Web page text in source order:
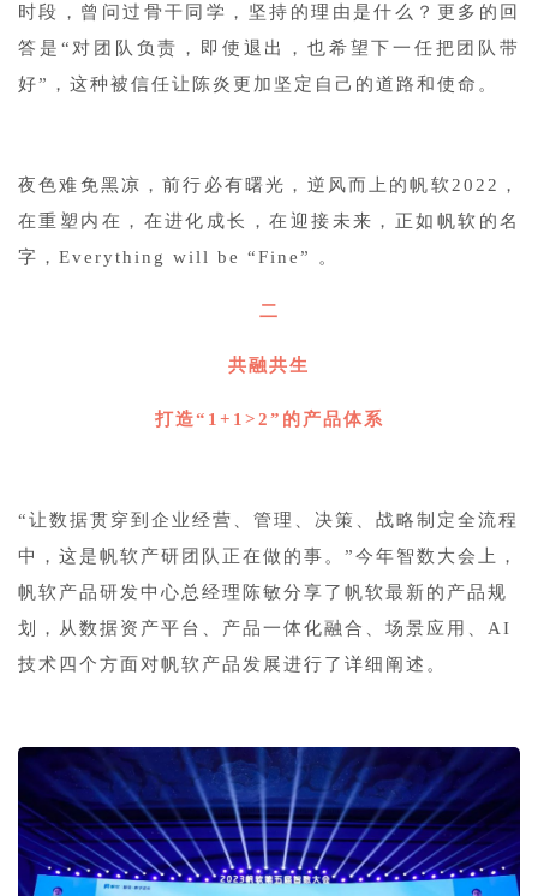
时段，曾问过骨干同学，坚持的理由是什么？更多的回
答是“对团队负责，即使退出，也希望下一任把团队带
好”，这种被信任让陈炎更加坚定自己的道路和使命。
夜色难免黑凉，前行必有曙光，逆风而上的帆软2022，
在重塑内在，在进化成长，在迎接未来，正如帆软的名
字，Everything will be “Fine” 。
二
共融共生
打造“1+1>2”的产品体系
“让数据贯穿到企业经营、管理、决策、战略制定全流程
中，这是帆软产研团队正在做的事。”今年智数大会上，
帆软产品研发中心总经理陈敏分享了帆软最新的产品规
划，从数据资产平台、产品一体化融合、场景应用、AI
技术四个方面对帆软产品发展进行了详细阐述。